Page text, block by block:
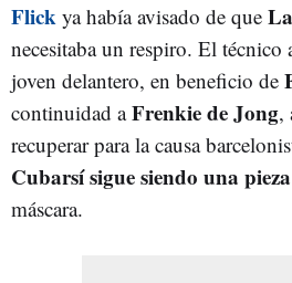
Flick ya había avisado de que
necesitaba un respiro. El
joven delantero, en beneficio de
continuidad aFrenkie de Jong,
recuperar para la causa
Cubarsí sigue siendo una
máscara.